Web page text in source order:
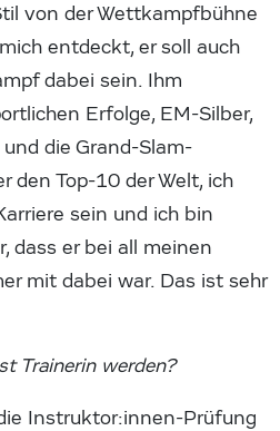
von der Wettkampfbühne
entdeckt, er soll auch
dabei sein. Ihm
Erfolge, EM-Silber,
die Grand-Slam-
den Top-10 der Welt, ich
sein und ich bin
dass er bei all meinen
mit dabei war. Das ist sehr
Trainerin werden?
Instruktor:innen-Prüfung